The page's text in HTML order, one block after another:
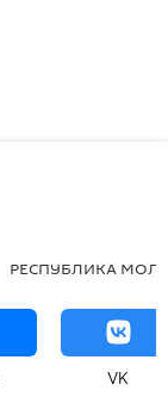
РЕСПУБЛИКА
VK